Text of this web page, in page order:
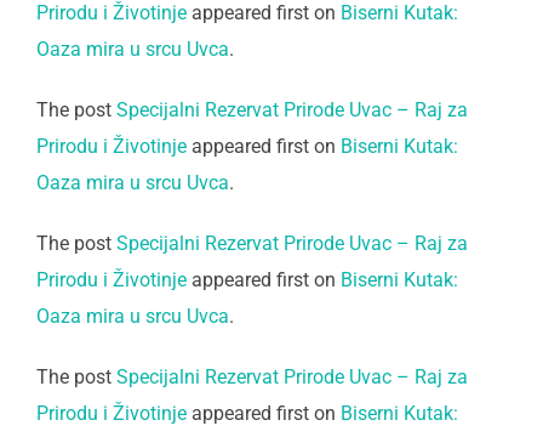
Prirodu i Životinje appeared first on Biserni Kutak:
Oaza mira u srcu Uvca.
The post Specijalni Rezervat Prirode Uvac – Raj za
Prirodu i Životinje appeared first on Biserni Kutak:
Oaza mira u srcu Uvca.
The post Specijalni Rezervat Prirode Uvac – Raj za
Prirodu i Životinje appeared first on Biserni Kutak:
Oaza mira u srcu Uvca.
The post Specijalni Rezervat Prirode Uvac – Raj za
Prirodu i Životinje appeared first on Biserni Kutak: